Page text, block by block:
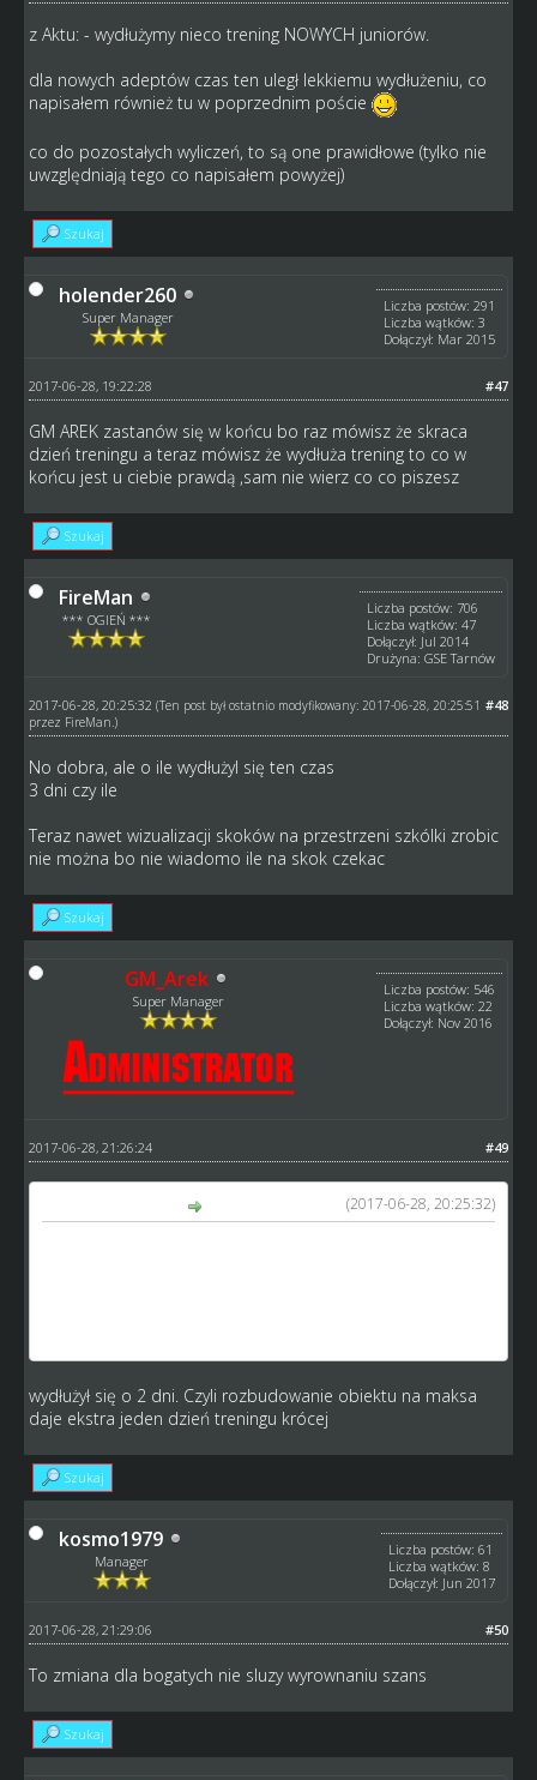
z Aktu: - wydłużymy nieco trening NOWYCH juniorów.
dla nowych adeptów czas ten uległ lekkiemu wydłużeniu, co
napisałem również tu w poprzednim poście
co do pozostałych wyliczeń, to są one prawidłowe (tylko nie
uwzględniają tego co napisałem powyżej)
Szukaj
holender260
Super Manager
Liczba postów: 291
Liczba wątków: 3
Dołączył: Mar 2015
#47
2017-06-28, 19:22:28
GM AREK zastanów się w końcu bo raz mówisz że skraca
dzień treningu a teraz mówisz że wydłuża trening to co w
końcu jest u ciebie prawdą ,sam nie wierz co co piszesz
Szukaj
FireMan
*** OGIEŃ ***
Liczba postów: 706
Liczba wątków: 47
Dołączył: Jul 2014
Drużyna: GSE Tarnów
#48
2017-06-28, 20:25:32 (Ten post był ostatnio modyfikowany: 2017-06-28, 20:25:51
przez FireMan .)
No dobra, ale o ile wydłużyl się ten czas
3 dni czy ile
Teraz nawet wizualizacji skoków na przestrzeni szkólki zrobic
nie można bo nie wiadomo ile na skok czekac
Szukaj
GM_Arek
Super Manager
Liczba postów: 546
Liczba wątków: 22
Dołączył: Nov 2016
#49
2017-06-28, 21:26:24
(2017-06-28, 20:25:32)
wydłużył się o 2 dni. Czyli rozbudowanie obiektu na maksa
daje ekstra jeden dzień treningu krócej
Szukaj
kosmo1979
Manager
Liczba postów: 61
Liczba wątków: 8
Dołączył: Jun 2017
#50
2017-06-28, 21:29:06
To zmiana dla bogatych nie sluzy wyrownaniu szans
Szukaj